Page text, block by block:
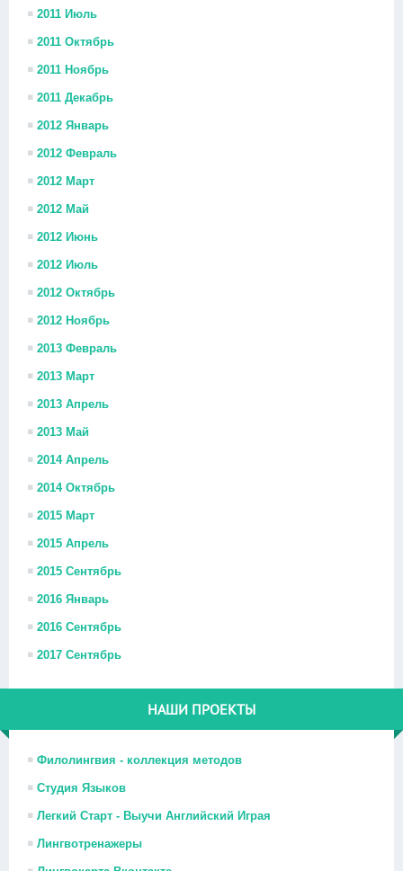
2011 Июль
2011 Октябрь
2011 Ноябрь
2011 Декабрь
2012 Январь
2012 Февраль
2012 Март
2012 Май
2012 Июнь
2012 Июль
2012 Октябрь
2012 Ноябрь
2013 Февраль
2013 Март
2013 Апрель
2013 Май
2014 Апрель
2014 Октябрь
2015 Март
2015 Апрель
2015 Сентябрь
2016 Январь
2016 Сентябрь
2017 Сентябрь
НАШИ ПРОЕКТЫ
Филолингвия - коллекция методов
Студия Языков
Легкий Старт - Выучи Английский Играя
Лингвотренажеры